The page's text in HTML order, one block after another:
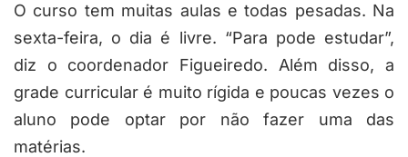
O curso tem muitas aulas e todas pesadas. Na
sexta-feira, o dia é livre. “Para pode estudar”,
diz o coordenador Figueiredo. Além disso, a
grade curricular é muito rígida e poucas vezes o
aluno pode optar por não fazer uma das
matérias.